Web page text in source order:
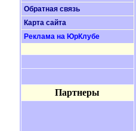
Обратная связь
Карта сайта
Реклама на ЮрКлубе
Партнеры